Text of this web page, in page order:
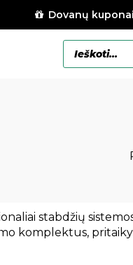
Dovanų kuponai
Products
search
stabdžių
komplektus,